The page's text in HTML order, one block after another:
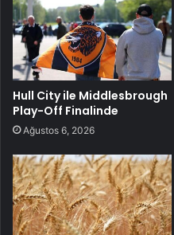
Hull City ile Middlesbrough
Play-Off Finalinde
Ağustos 6, 2026